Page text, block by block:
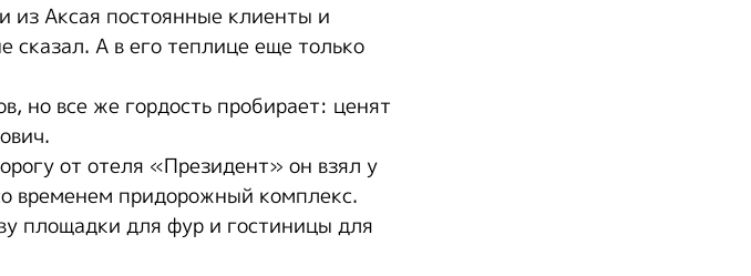
из Аксая постоянные клиенты и
сказал. А в его теплице еще только
но все же гордость пробирает: ценят
от отеля «Президент» он взял у
временем придорожный комплекс.
площадки для фур и гостиницы для